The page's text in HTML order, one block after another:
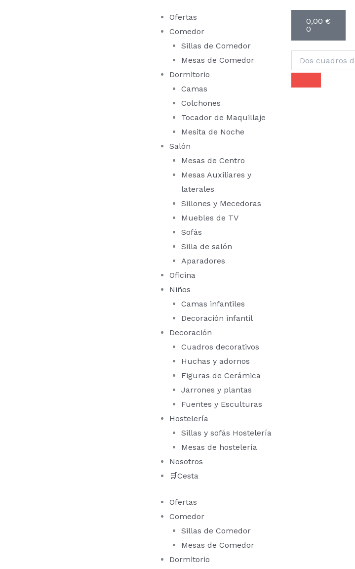
Ofertas
Comedor
Sillas de Comedor
Mesas de Comedor
Dormitorio
Camas
Colchones
Tocador de Maquillaje
Mesita de Noche
Salón
Mesas de Centro
Mesas Auxiliares y
laterales
Sillones y Mecedoras
Muebles de TV
Sofás
Silla de salón
Aparadores
Oficina
Niños
Camas infantiles
Decoración infantil
Decoración
Cuadros decorativos
Huchas y adornos
Figuras de Cerámica
Jarrones y plantas
Fuentes y Esculturas
Hostelería
Sillas y sofás Hostelería
Mesas de hostelería
Nosotros
🛒Cesta
Ofertas
Comedor
Sillas de Comedor
Mesas de Comedor
Dormitorio
0,00 €
0
Carrito